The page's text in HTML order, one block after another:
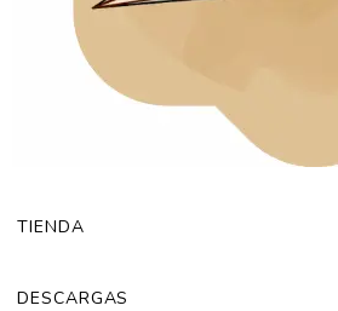
TIENDA
DESCARGAS